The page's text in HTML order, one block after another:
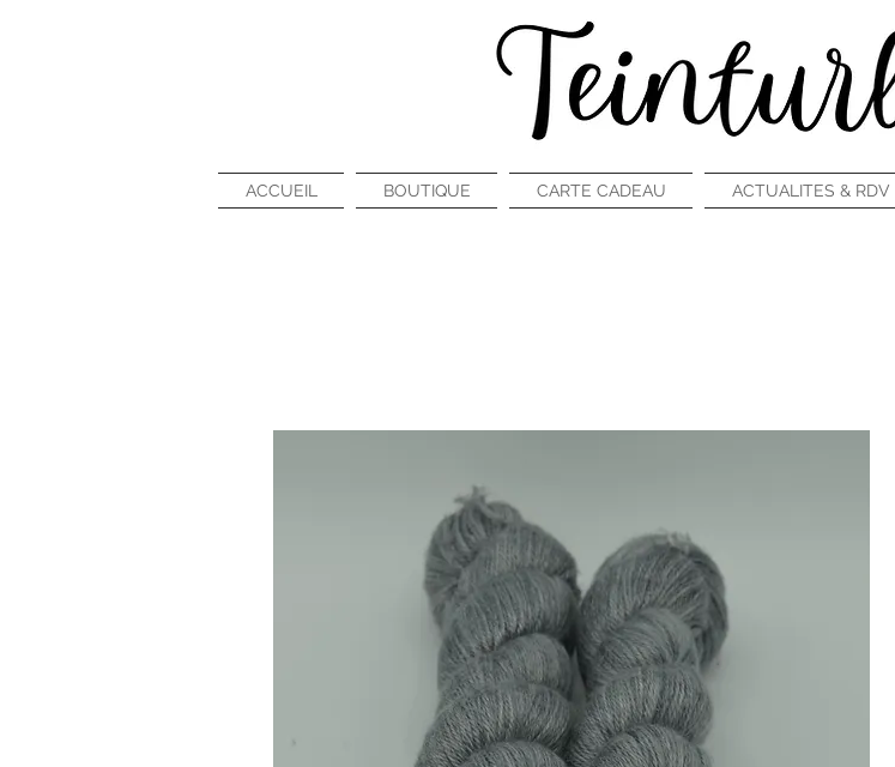
ACCUEIL BOUTIQUE CARTE CADEAU ACTUALITES & RDV